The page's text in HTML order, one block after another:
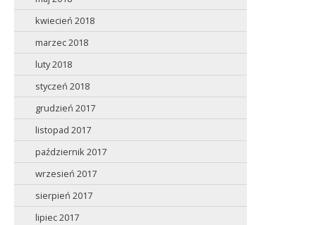
kwiecień 2018
marzec 2018
luty 2018
styczeń 2018
grudzień 2017
listopad 2017
październik 2017
wrzesień 2017
sierpień 2017
lipiec 2017